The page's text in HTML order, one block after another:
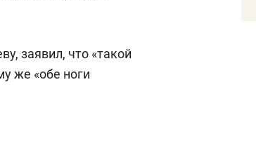
заявил, что «такой
же «обе ноги